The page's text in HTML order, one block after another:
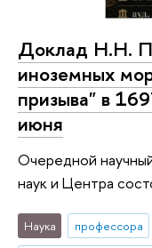
Доклад Н.Н.
иноземных
призыва" в
июня
Очередной
наук и Центра
Наука профессора